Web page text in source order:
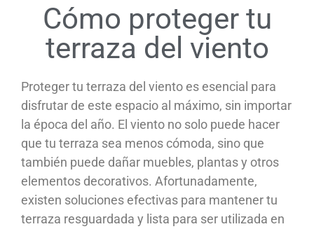
Cómo proteger tu
terraza del viento
Proteger tu terraza del viento es esencial para
disfrutar de este espacio al máximo, sin importar
la época del año. El viento no solo puede hacer
que tu terraza sea menos cómoda, sino que
también puede dañar muebles, plantas y otros
elementos decorativos. Afortunadamente,
existen soluciones efectivas para mantener tu
terraza resguardada y lista para ser utilizada en